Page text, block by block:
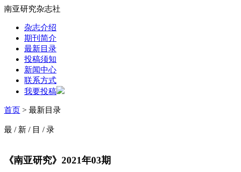
南亚研究杂志社
杂志介绍
期刊简介
最新目录
投稿须知
新闻中心
联系方式
我要投稿
首页 > 最新目录
最 / 新 / 目 /录
《南亚研究》2021年03期